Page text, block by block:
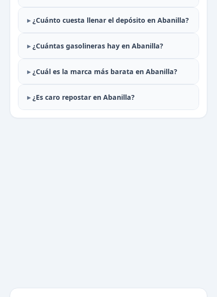
¿Cuánto cuesta llenar el depósito en Abanilla?
¿Cuántas gasolineras hay en Abanilla?
¿Cuál es la marca más barata en Abanilla?
¿Es caro repostar en Abanilla?